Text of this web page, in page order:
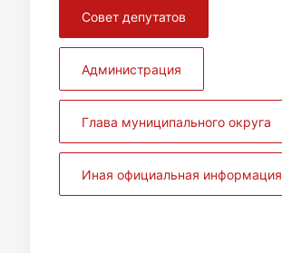
Совет депутатов
Администрация
Глава муниципального округа
Иная официальная информация